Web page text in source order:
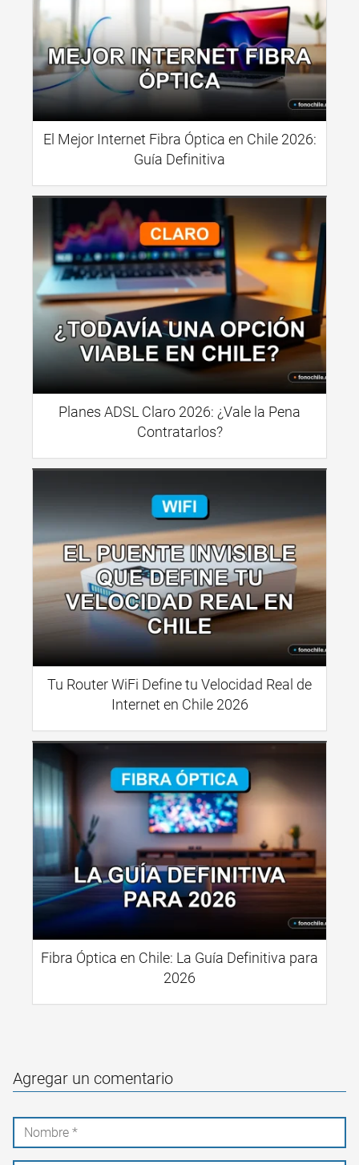
El Mejor Internet Fibra Óptica en Chile 2026:
Guía Definitiva
Planes ADSL Claro 2026: ¿Vale la Pena
Contratarlos?
Tu Router WiFi Define tu Velocidad Real de
Internet en Chile 2026
Fibra Óptica en Chile: La Guía Definitiva para
2026
Agregar un comentario